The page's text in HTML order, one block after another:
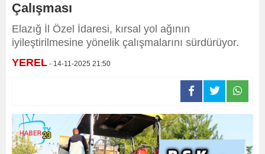
Çalışması
Elazığ İl Özel İdaresi, kırsal yol ağının
iyileştirilmesine yönelik çalışmalarını sürdürüyor.
YEREL - 14-11-2025 21:50